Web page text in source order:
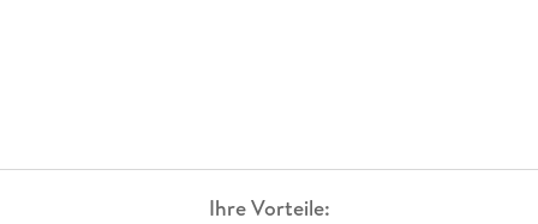
Ihre Vorteile: